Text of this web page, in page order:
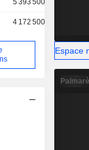
5 393 500
4 172 500
Espace